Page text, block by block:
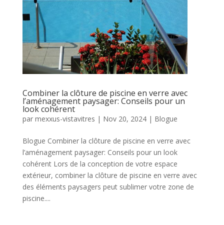
Combiner la clôture de piscine en verre avec
l’aménagement paysager: Conseils pour un
look cohérent
par mexxus-vistavitres | Nov 20, 2024| Blogue
Blogue Combiner la clôture de piscine en verre avec
l’aménagement paysager: Conseils pour un look
cohérent Lors de la conception de votre espace
extérieur, combiner la clôture de piscine en verre avec
des éléments paysagers peut sublimer votre zone de
piscine....